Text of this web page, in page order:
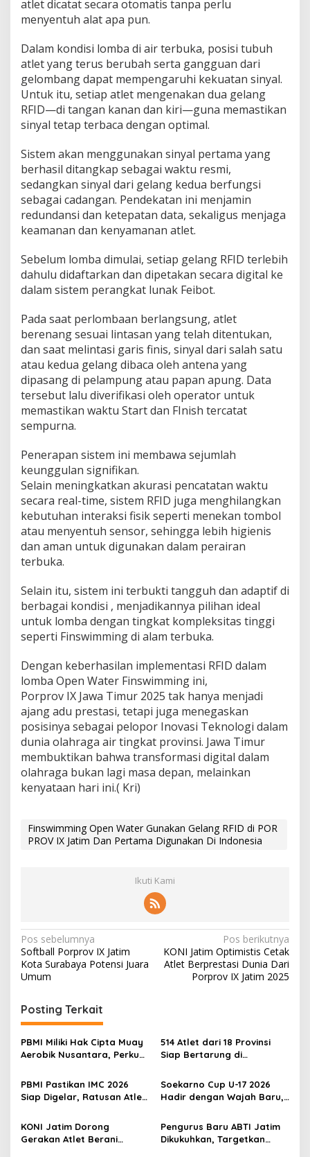
atlet dicatat secara otomatis tanpa perlu
menyentuh alat apa pun.
Dalam kondisi lomba di air terbuka, posisi tubuh
atlet yang terus berubah serta gangguan dari
gelombang dapat mempengaruhi kekuatan sinyal.
Untuk itu, setiap atlet mengenakan dua gelang
RFID—di tangan kanan dan kiri—guna memastikan
sinyal tetap terbaca dengan optimal.
Sistem akan menggunakan sinyal pertama yang
berhasil ditangkap sebagai waktu resmi,
sedangkan sinyal dari gelang kedua berfungsi
sebagai cadangan. Pendekatan ini menjamin
redundansi dan ketepatan data, sekaligus menjaga
keamanan dan kenyamanan atlet.
Sebelum lomba dimulai, setiap gelang RFID terlebih
dahulu didaftarkan dan dipetakan secara digital ke
dalam sistem perangkat lunak Feibot.
Pada saat perlombaan berlangsung, atlet
berenang sesuai lintasan yang telah ditentukan,
dan saat melintasi garis finis, sinyal dari salah satu
atau kedua gelang dibaca oleh antena yang
dipasang di pelampung atau papan apung. Data
tersebut lalu diverifikasi oleh operator untuk
memastikan waktu Start dan FInish tercatat
sempurna.
Penerapan sistem ini membawa sejumlah
keunggulan signifikan.
Selain meningkatkan akurasi pencatatan waktu
secara real-time, sistem RFID juga menghilangkan
kebutuhan interaksi fisik seperti menekan tombol
atau menyentuh sensor, sehingga lebih higienis
dan aman untuk digunakan dalam perairan
terbuka.
Selain itu, sistem ini terbukti tangguh dan adaptif di
berbagai kondisi , menjadikannya pilihan ideal
untuk lomba dengan tingkat kompleksitas tinggi
seperti Finswimming di alam terbuka.
Dengan keberhasilan implementasi RFID dalam
lomba Open Water Finswimming ini,
Porprov IX Jawa Timur 2025 tak hanya menjadi
ajang adu prestasi, tetapi juga menegaskan
posisinya sebagai pelopor Inovasi Teknologi dalam
dunia olahraga air tingkat provinsi. Jawa Timur
membuktikan bahwa transformasi digital dalam
olahraga bukan lagi masa depan, melainkan
kenyataan hari ini.( Kri)
Finswimming Open Water Gunakan Gelang RFID di POR
PROV IX Jatim Dan Pertama Digunakan Di Indonesia
Ikuti Kami
N
a
v
i
g
a
s
i
p
s
Pos sebelumnya
Softball Porprov IX Jatim
Kota Surabaya Potensi Juara
Umum
Pos berikutnya
KONI Jatim Optimistis Cetak
Atlet Berprestasi Dunia Dari
Porprov IX Jatim 2025
Posting Terkait
PBMI Miliki Hak Cipta Muay
Aerobik Nusantara, Perkuat
Indonesia
514 Atlet dari 18 Provinsi
Siap Bertarung di
Championship 2026 di
Bekasi
PBMI Pastikan IMC 2026
Siap Digelar, Ratusan Atlet
di Bekasi
Soekarno Cup U-17 2026
Hadir dengan Wajah Baru,
Penghargaan Man of the
Match
KONI Jatim Dorong
Gerakan Atlet Berani
Pengurus Baru ABTI Jatim
Dikukuhkan, Targetkan